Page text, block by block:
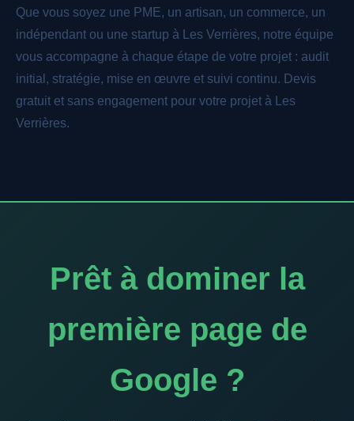
Que vous soyez une PME, un artisan, un commerce, un
indépendant ou une startup à Les Verrières, notre équipe
vous accompagne à chaque étape de votre projet : audit
initial, stratégie, mise en œuvre et suivi continu. Devis
gratuit et sans engagement pour votre projet à Les
Verrières.
Prêt à dominer la
première page de
Google ?